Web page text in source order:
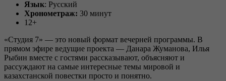
Язык: Русский
Хронометраж: 30 минут
12+
«Студия 7» — это новый формат вечерней программы. В
прямом эфире ведущие проекта — Данара Жуманова, Илья
Рыбин вместе с гостями рассказывают, объясняют и
рассуждают на самые интересные темы мировой и
казахстанской повестки просто и понятно.